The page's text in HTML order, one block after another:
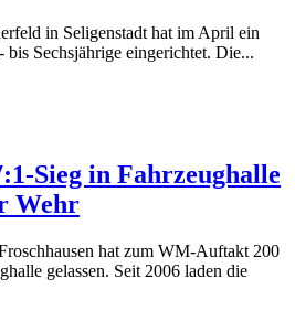
in Seligenstadt hat im April ein
bis Sechsjährige eingerichtet. Die...
Sieg in Fahrzeughalle
Wehr
hat zum WM-Auftakt 200
gelassen. Seit 2006 laden die